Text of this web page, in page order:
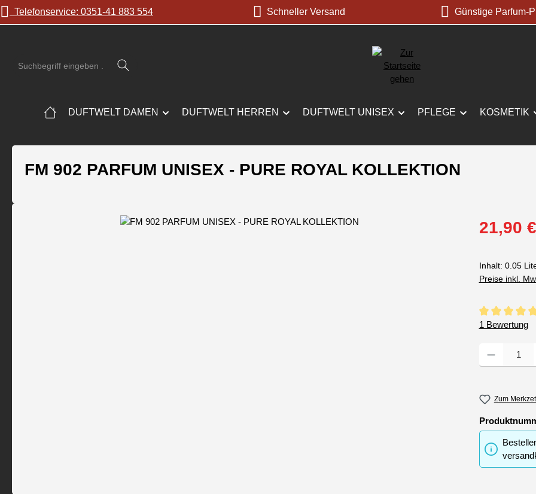
Hauptinhalt springen
Zur Suche springen
Zur Hauptnavigation springen
Telefonservice: 0351-41 883 554 Schneller Versand Günstige Parfum-
DUFTWELT DAMEN DUFTWELT HERREN DUFTWELT UNISEX PFLEGE KOSMETIK
FM 902 PARFUM UNISEX - PURE ROYAL KOLLEKTION
Bildergalerie überspringen Verkaufspreis:
21,90 €
Inhalt: 0.05
Preise inkl.
1 Bewertung
Zum